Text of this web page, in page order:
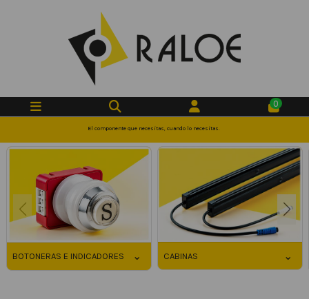
0
El componente que necesitas, cuando lo necesitas.
BOTONERAS E INDICADORES ⌄ CABINAS ⌄